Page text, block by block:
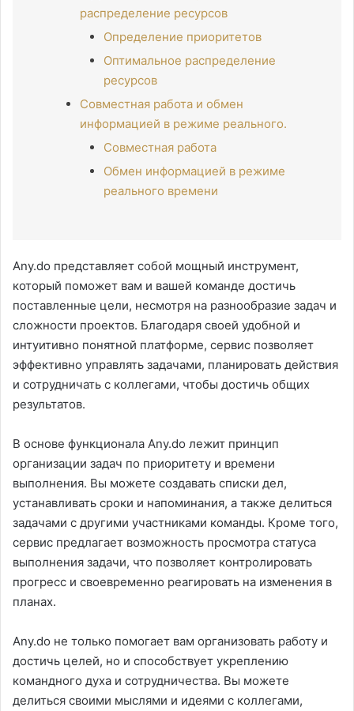
распределение ресурсов
Определение приоритетов
Оптимальное распределение
ресурсов
Совместная работа и обмен
информацией в режиме реального.
Совместная работа
Обмен информацией в режиме
реального времени
Any.do представляет собой мощный инструмент,
который поможет вам и вашей команде достичь
поставленные цели, несмотря на разнообразие задач и
сложности проектов. Благодаря своей удобной и
интуитивно понятной платформе, сервис позволяет
эффективно управлять задачами, планировать действия
и сотрудничать с коллегами, чтобы достичь общих
результатов.
В основе функционала Any.do лежит принцип
организации задач по приоритету и времени
выполнения. Вы можете создавать списки дел,
устанавливать сроки и напоминания, а также делиться
задачами с другими участниками команды. Кроме того,
сервис предлагает возможность просмотра статуса
выполнения задачи, что позволяет контролировать
прогресс и своевременно реагировать на изменения в
планах.
Any.do не только помогает вам организовать работу и
достичь целей, но и способствует укреплению
командного духа и сотрудничества. Вы можете
делиться своими мыслями и идеями с коллегами,